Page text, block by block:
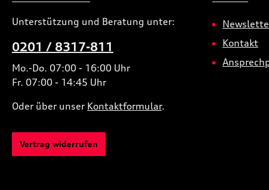
Unterstützung und Beratung unter:
0201 / 8317-811
Mo.-Do. 07:00 - 16:00 Uhr
Fr. 07:00 - 14:45 Uhr
Oder über unser Kontaktformular.
Vertrag widerrufen
Kontakt